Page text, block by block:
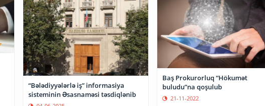
“Bələdiyyələrlə iş” informasiya
sisteminin Əsasnaməsi təsdiqlənib
Baş Prokurorluq “Hökumət
buludu”na qoşulub
21-11-2022